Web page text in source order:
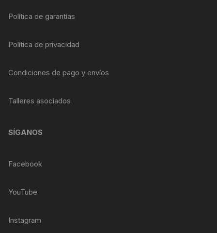
Política de garantías
Política de privacidad
Condiciones de pago y envíos
Talleres asociados
SÍGANOS
Facebook
YouTube
Instagram